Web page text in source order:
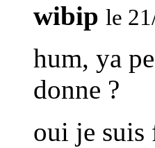
wibip le
hum, ya
donne ?
oui je suis